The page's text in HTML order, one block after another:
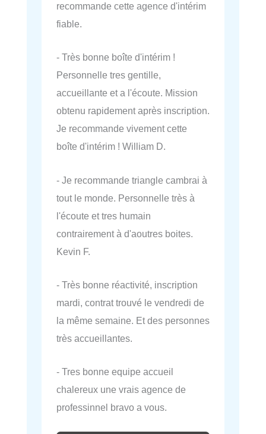
recommande cette agence d'intérim
fiable.
- Très bonne boîte d'intérim !
Personnelle tres gentille,
accueillante et a l'écoute. Mission
obtenu rapidement après inscription.
Je recommande vivement cette
boîte d'intérim ! William D.
- Je recommande triangle cambrai à
tout le monde. Personnelle très à
l'écoute et tres humain
contrairement à d'aoutres boites.
Kevin F.
- Très bonne réactivité, inscription
mardi, contrat trouvé le vendredi de
la même semaine. Et des personnes
très accueillantes.
- Tres bonne equipe accueil
chalereux une vrais agence de
professinnel bravo a vous.